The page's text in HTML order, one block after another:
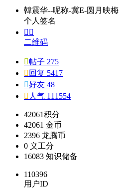
韓震华--呢称-冀E-圆月映梅
个人签名
 
二维码
帖子 275
 回复 5417
好友 48
 人气 111554
42061积分
42061 金币
2396 龙腾币
0 义工分
16083 知识储备
110396
用户ID